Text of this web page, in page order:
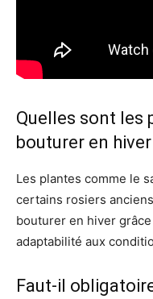
Quelles sont les
bouturer en hiver
Les plantes comme le
certains rosiers
bouturer en hiver
adaptabilité aux
Faut-il